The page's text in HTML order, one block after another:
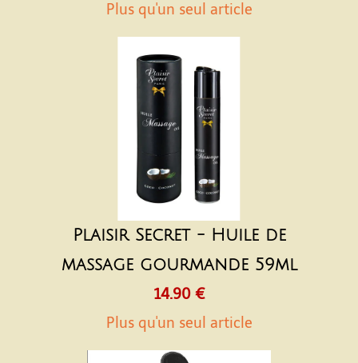
Plus qu'un seul article
Plaisir Secret - Huile de
massage gourmande 59ml
14.90 €
Plus qu'un seul article